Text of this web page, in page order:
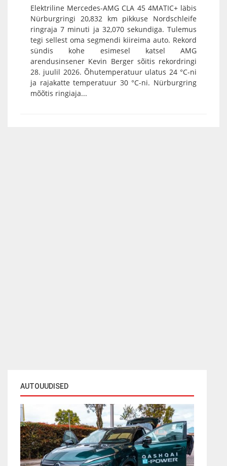
AUTOUUDISED
Elektriline Mercedes-AMG CLA 45 4MATIC+ läbis
Nürburgringi 20,832 km pikkuse Nordschleife
ringraja 7 minuti ja 32,070 sekundiga. Tulemus
tegi sellest oma segmendi kiireima auto. Rekord
sündis kohe esimesel katsel AMG
arendusinsener Kevin Berger sõitis rekordringi
28. juulil 2026. Õhutemperatuur ulatus 24 °C-ni
ja rajakatte temperatuur 30 °C-ni. Nürburgring
mõõtis ringiaja...